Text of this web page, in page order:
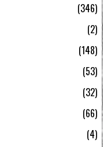
346
2
148
53
32
66
4